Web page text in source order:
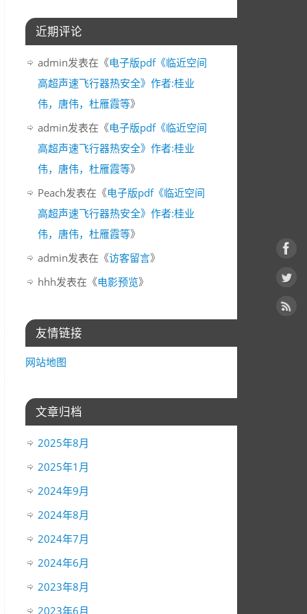
近期评论
admin发表在《电子版pdf《临近空间
高超声速飞行器热安全》作者:桂业
伟，唐伟，杜雁霞等》
admin发表在《电子版pdf《临近空间
高超声速飞行器热安全》作者:桂业
伟，唐伟，杜雁霞等》
Peach发表在《电子版pdf《临近空间
高超声速飞行器热安全》作者:桂业
伟，唐伟，杜雁霞等》
admin发表在《访客留言》
hhh发表在《电影预览》
友情链接
网站地图
文章归档
2025年8月
2025年1月
2024年9月
2024年8月
2024年7月
2024年6月
2023年8月
2023年6月